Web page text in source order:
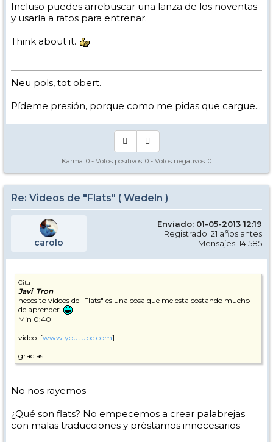
Incluso puedes arrebuscar una lanza de los noventas
y usarla a ratos para entrenar.
Think about it.
Neu pols, tot obert.
Pídeme presión, porque como me pidas que cargue...
Karma: 0 - Votos positivos: 0 - Votos negativos: 0
Re: Videos de "Flats" ( Wedeln )
carolo
Enviado: 01-05-2013 12:19
Registrado: 21 años antes
Mensajes: 14.585
Cita
Javi_Tron
necesito videos de "Flats" es una cosa que me esta costando mucho
de aprender
Min 0:40
video: [www.youtube.com]
gracias !
No nos rayemos
¿Qué son flats? No empecemos a crear palabrejas
con malas traducciones y préstamos innecesarios